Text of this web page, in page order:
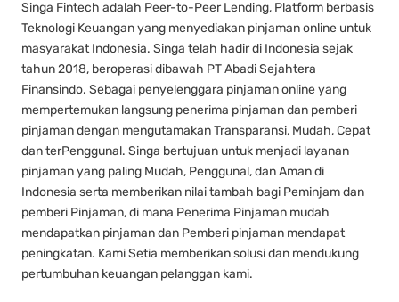
Singa Fintech adalah Peer-to-Peer Lending, Platform berbasis
Teknologi Keuangan yang menyediakan pinjaman online untuk
masyarakat Indonesia. Singa telah hadir di Indonesia sejak
tahun 2018, beroperasi dibawah PT Abadi Sejahtera
Finansindo. Sebagai penyelenggara pinjaman online yang
mempertemukan langsung penerima pinjaman dan pemberi
pinjaman dengan mengutamakan Transparansi, Mudah, Cepat
dan terPenggunal. Singa bertujuan untuk menjadi layanan
pinjaman yang paling Mudah, Penggunal, dan Aman di
Indonesia serta memberikan nilai tambah bagi Peminjam dan
pemberi Pinjaman, di mana Penerima Pinjaman mudah
mendapatkan pinjaman dan Pemberi pinjaman mendapat
peningkatan. Kami Setia memberikan solusi dan mendukung
pertumbuhan keuangan pelanggan kami.